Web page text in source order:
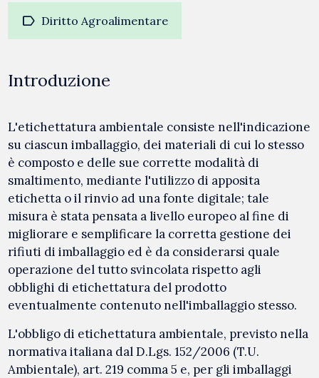
label Diritto Agroalimentare
Introduzione
L'etichettatura ambientale consiste nell'indicazione
su ciascun imballaggio, dei materiali di cui lo stesso
è composto e delle sue corrette modalità di
smaltimento, mediante l'utilizzo di apposita
etichetta o il rinvio ad una fonte digitale; tale
misura è stata pensata a livello europeo al fine di
migliorare e semplificare la corretta gestione dei
rifiuti di imballaggio ed è da considerarsi quale
operazione del tutto svincolata rispetto agli
obblighi di etichettatura del prodotto
eventualmente contenuto nell'imballaggio stesso.
L'obbligo di etichettatura ambientale, previsto nella
normativa italiana dal D.Lgs. 152/2006 (T.U.
Ambientale), art. 219 comma 5 e, per gli imballaggi